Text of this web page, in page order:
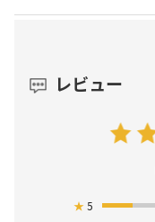
レビュー
★5